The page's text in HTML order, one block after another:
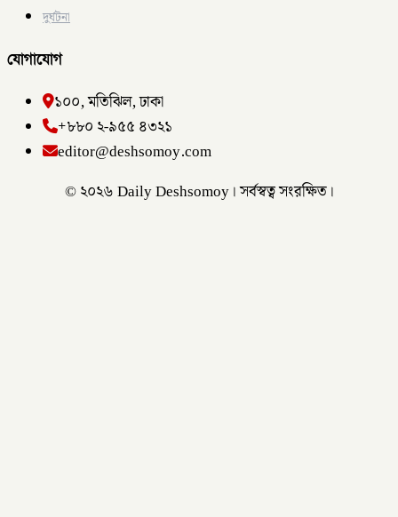
দুর্ঘটনা
যোগাযোগ
১০০, মতিঝিল, ঢাকা
+৮৮০ ২-৯৫৫ ৪৩২১
editor@deshsomoy.com
© ২০২৬ Daily Deshsomoy। সর্বস্বত্ব সংরক্ষিত।